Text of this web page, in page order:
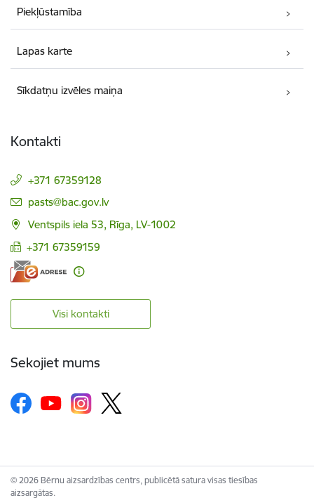
Piekļūstamība
Lapas karte
Sīkdatņu izvēles maiņa
Kontakti
+371 67359128
E-pasts:
pasts@bac.gov.lv
Ventspils iela 53, Rīga, LV-1002
+371 67359159
Visi kontakti
Sekojiet mums
© 2026 Bērnu aizsardzības centrs, publicētā satura visas tiesības
aizsargātas.